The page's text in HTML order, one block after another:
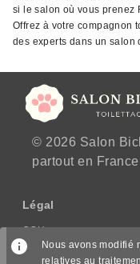
si le salon où vous prenez
Offrez à votre compagnon
des experts dans un
© 2026 Salon
partout en
Légal
CGU
CGV/CPPS
Nous avons modifié
relatives au